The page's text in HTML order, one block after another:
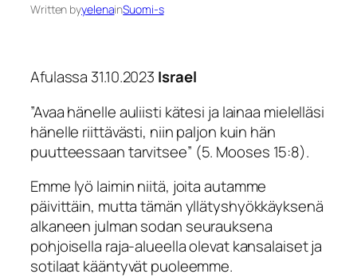
Written byyelenainSuomi-s
Afulassa 31.10.2023 Israel
”Avaa hänelle auliisti kätesi ja lainaa mielelläsi
hänelle riittävästi, niin paljon kuin hän
puutteessaan tarvitsee” (5. Mooses 15:8).
Emme lyö laimin niitä, joita autamme
päivittäin, mutta tämän yllätyshyökkäyksenä
alkaneen julman sodan seurauksena
pohjoisella raja-alueella olevat kansalaiset ja
sotilaat kääntyvät puoleemme.